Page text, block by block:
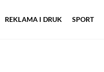
REKLAMA I DRUK SPORT